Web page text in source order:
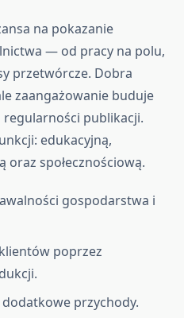
na pokazanie
— od pracy na polu,
przetwórcze. Dobra
zaangażowanie buduje
regularności publikacji.
edukacyjną,
oraz społecznościową.
gospodarstwa i
poprzez
przychody.